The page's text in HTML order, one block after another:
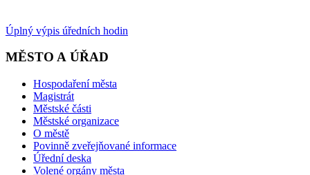
Úplný výpis úředních hodin
MĚSTO A ÚŘAD
Hospodaření města
Magistrát
Městské části
Městské organizace
O městě
Povinně zveřejňované informace
Úřední deska
Volené orgány města